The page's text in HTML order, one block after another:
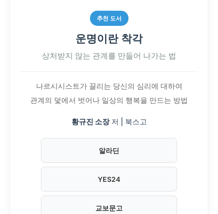
추천 도서
운명이란 착각
상처받지 않는 관계를 만들어 나가는 법
나르시시스트가 끌리는 당신의 심리에 대하여
관계의 덫에서 벗어나 일상의 행복을 만드는 방법
황규진 소장저 | 북스고
알라딘
YES24
교보문고